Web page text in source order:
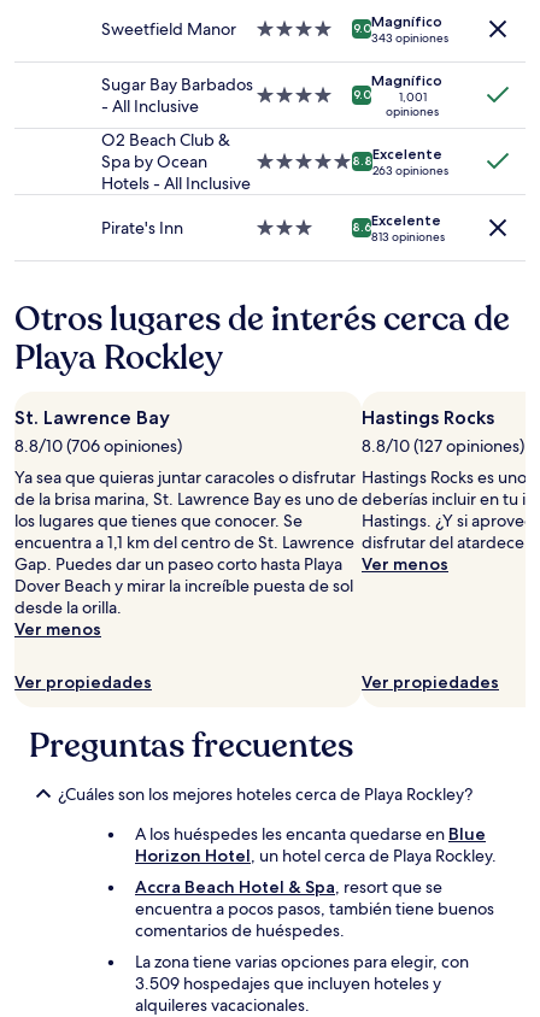
adultos.
y
disponibilidad
están
cambios.
términos
adicionales.
estrellas
Sweetfield Manor
Propiedad
estrellas
9.0Magnífico
343 opiniones
Sugar Bay Barbados
- All Inclusive
Propiedad
estrellas
9.0
Magnífico
1,001
opiniones
O2 Beach Club &
Spa by Ocean
Hotels - All Inclusive
Propiedad
estrellas
8.8Excelente
263 opiniones
Pirate's Inn
Propiedad
8.6Excelente
813 opiniones
Otros lugares de interés cerca de
Playa Rockley
St. Lawrence Bay
8.8/10 (706 opiniones)
Ya sea que quieras juntar caracoles o disfrutar
de la brisa marina, St. Lawrence Bay es uno de
los lugares que tienes que conocer. Se
encuentra a 1,1 km del centro de St. Lawrence
Gap. Puedes dar un paseo corto hasta Playa
Dover Beach y mirar la increíble puesta de sol
desde la orilla.
Ver menos
Ver propiedades
Hastings Rocks
8.8/10 (127 opiniones)
Hastings Rocks es uno
deberías incluir en tu
Hastings. ¿Y si
disfrutar del atardecer
Ver menos
Ver propiedades
Preguntas frecuentes
¿Cuáles son los mejores hoteles cerca de Playa Rockley?
A los huéspedes les encanta quedarse en Blue
Horizon Hotel, un hotel cerca de Playa Rockley.
Accra Beach Hotel & Spa, resort que se
encuentra a pocos pasos, también tiene buenos
comentarios de huéspedes.
La zona tiene varias opciones para elegir, con
3.509 hospedajes que incluyen hoteles y
alquileres vacacionales.